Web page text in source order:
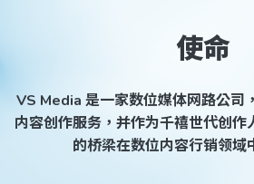
使命
VS Media 是一家数位媒体网路公司
内容创作服务，并作为千禧世代创作
的桥梁在数位内容行销领域